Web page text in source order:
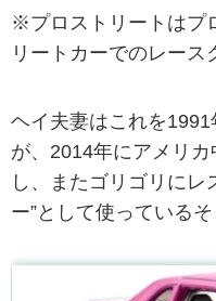
※プロストリートはプ
リートカーでのレース
ヘイ夫妻はこれを
が、2014年にアメリ
し、またゴリゴリにレ
ー”として使っているそ